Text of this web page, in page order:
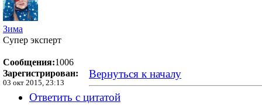
Зима
Супер эксперт
Сообщения:1006
Зарегистрирован:
03 окт 2015, 23:13
Вернуться к началу
Ответить с цитатой